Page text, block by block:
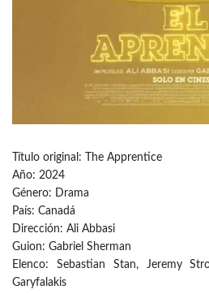
Título original: The Apprentice
Año: 2024
Género: Drama
País: Canadá
Dirección: Ali Abbasi
Guion: Gabriel Sherman
Elenco: Sebastian Stan, Jeremy
Garyfalakis